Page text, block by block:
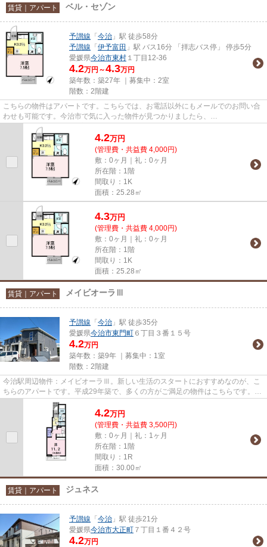
賃貸｜アパート ベル・セゾン
予讃線 「 今治 」駅 徒歩58分
予讃線 「 伊予富田 」駅 バス16分 「拝志バス停」 停歩5分
愛媛県今治市東村 １丁目12-36
4.2万円～4.3万円
築年数：築27年 ｜募集中： 2室
階数：2階建
こちらの物件はアパートです。こちらでは、お電話以外にもメールでのお問い合
わせも可能です。今治市で気に入った物件が見つかりましたら、
info@isyokujyuu.holy.jp宛までお問い合わせ...
4.2万円
(管理費・共益費 4,000円)
敷：0ヶ月｜礼：0ヶ月
所在階：1階
間取り：1K
面積：25.28㎡
4.3万円
(管理費・共益費 4,000円)
敷：0ヶ月｜礼：0ヶ月
所在階：1階
間取り：1K
面積：25.28㎡
賃貸｜アパート メイビオーラⅢ
予讃線 「 今治 」駅 徒歩35分
愛媛県今治市東門町 ６丁目３番１５号
4.2万円
築年数：築9年 ｜募集中： 1室
階数：2階建
今治駅周辺物件：メイビオーラⅢ。新しい生活のスタートにおすすめなのが、こ
ちらのアパートです。平成29年築で、多くの方がご満足の物件はこちらです。今
治周辺であなたにとってより良...
4.2万円
(管理費・共益費 3,500円)
敷：0ヶ月｜礼：1ヶ月
所在階：1階
間取り：1R
面積：30.00㎡
賃貸｜アパート ジュネス
予讃線 「 今治 」駅 徒歩21分
愛媛県今治市大正町 ７丁目１番４２号
4.2万円